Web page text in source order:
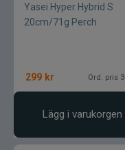
Yasei Hyper Hybrid S
20cm/71g Perch
299 kr Ord. pris
Lägg i varukorgen